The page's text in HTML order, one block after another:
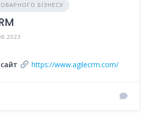
БІЗНЕСУ
https://www.agilecrm.com/